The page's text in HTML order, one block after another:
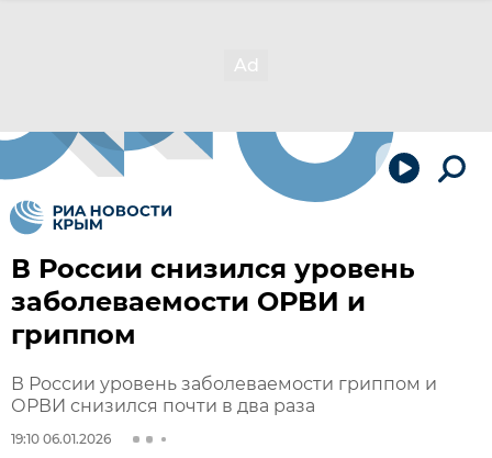
В России снизился уровень
заболеваемости ОРВИ и
гриппом
В России уровень заболеваемости гриппом и
ОРВИ снизился почти в два раза
19:10 06.01.2026